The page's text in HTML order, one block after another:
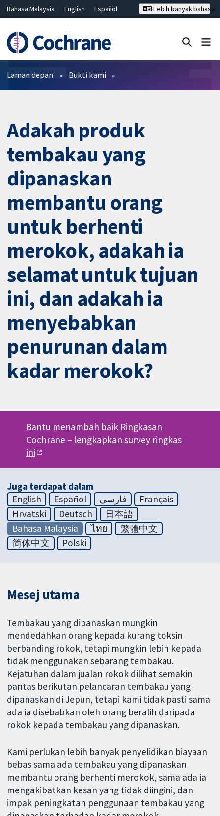
Bahasa Malaysia English
Español
Hrvatski
Deutsch ไทย
繁體中文
简体中文
Lebih banyak bahasa
Penapis
Laman depan Bukti kami
Adakah produk
tembakau yang
dipanaskan
membantu orang
untuk berhenti
merokok, adakah ia
selamat untuk tujuan
ini, dan adakah ia
menyebabkan
penurunan dalam
kadar merokok?
Bantu menambah baik Ringkasan
Cochrane – lengkapkan survey ringkas
ini
Juga terdapat dalam
English
Español فارسی
Français
Hrvatski
Deutsch
日本語
Bahasa Malaysia
ไทย
繁體中文
简体中文
Polski
Mesej utama
Tembakau yang dipanaskan mungkin
mendedahkan orang kepada kurang toksin
berbanding rokok, tetapi mungkin lebih kepada
tidak menggunakan sebarang tembakau.
Kejatuhan dalam jualan rokok dilihat semakin
pantas berikutan pelancaran tembakau yang
dipanaskan di Jepun, tetapi kami tidak pasti sama
ada ia disebabkan oleh orang beralih daripada
rokok kepada tembakau yang dipanaskan.
Kami perlukan lebih banyak penyelidikan biayaan
bebas sama ada tembakau yang dipanaskan
membantu orang berhenti merokok, sama ada ia
mengakibatkan kesan yang tidak diingini, dan
impak peningkatan penggunaan tembakau yang